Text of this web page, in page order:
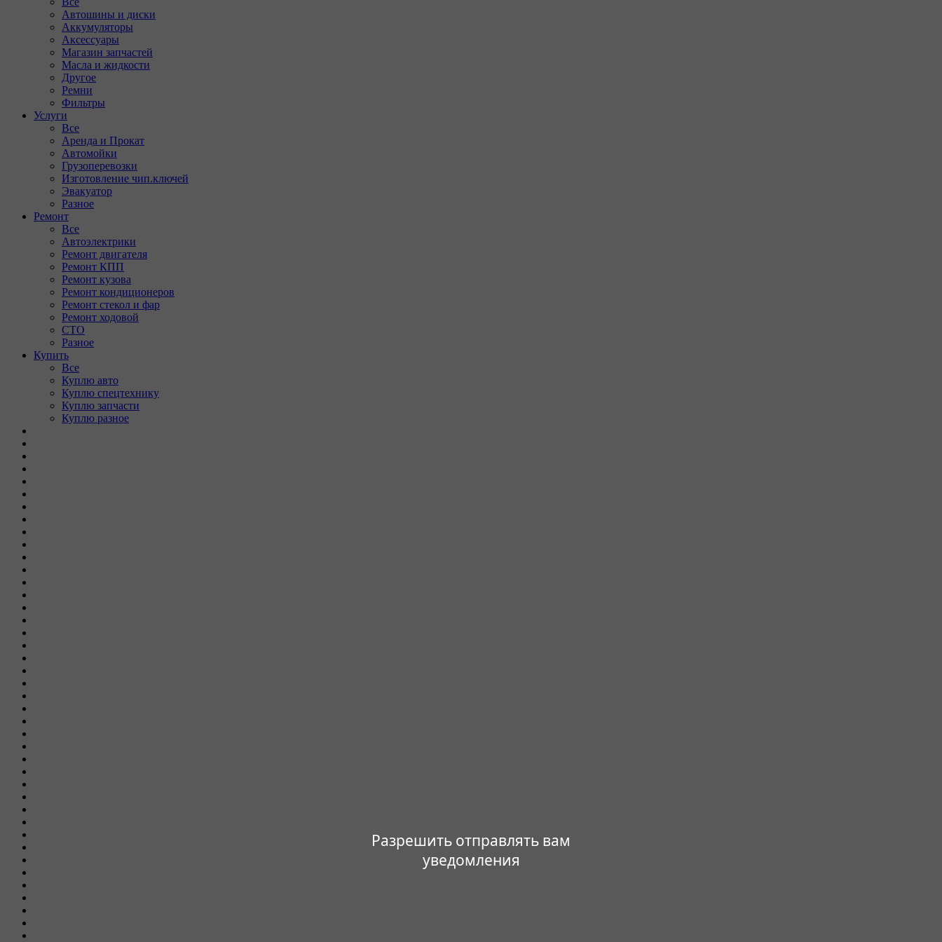
Разрешить отправлять вам
уведомления
Автошины и диски
Аккумуляторы
Аксессуары
Магазин запчастей
Масла и жидкости
Другое
Ремни
Фильтры
Услуги
Все
Аренда и Прокат
Автомойки
Грузоперевозки
Изготовление чип.ключей
Эвакуатор
Разное
Ремонт
Все
Автоэлектрики
Ремонт двигателя
Ремонт КПП
Ремонт кузова
Ремонт кондиционеров
Ремонт стекол и фар
Ремонт ходовой
СТО
Разное
Купить
Все
Куплю авто
Куплю спецтехнику
Куплю запчасти
Куплю разное